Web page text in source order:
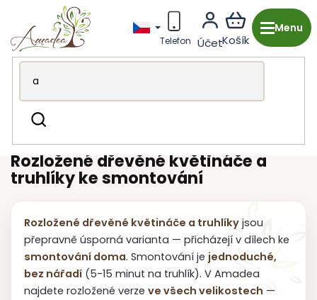
obsah
Hledat
Dřevěná výroba z Česka
Květináče a truhlíky
Rozložené dřevěné květináče a
truhlíky ke smontování
Rozložené dřevěné květináče a truhlíky jsou
přepravně úsporná varianta — přicházejí v dílech ke
smontování doma. Smontování je jednoduché,
bez nářadí (5-15 minut na truhlík). V Amadea
najdete rozložené verze ve všech velikostech —